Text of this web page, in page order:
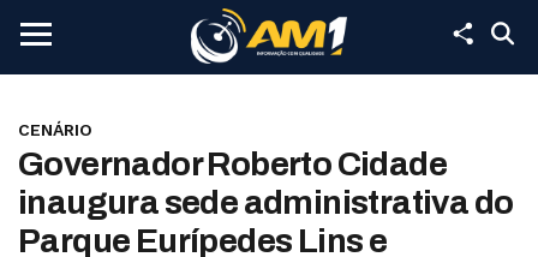
CENÁRIO
Governador Roberto Cidade
inaugura sede administrativa do
Parque Eurípedes Lins e